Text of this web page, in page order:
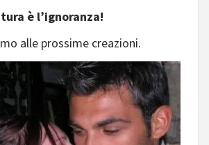
è l’ignoranza!
alle prossime creazioni.